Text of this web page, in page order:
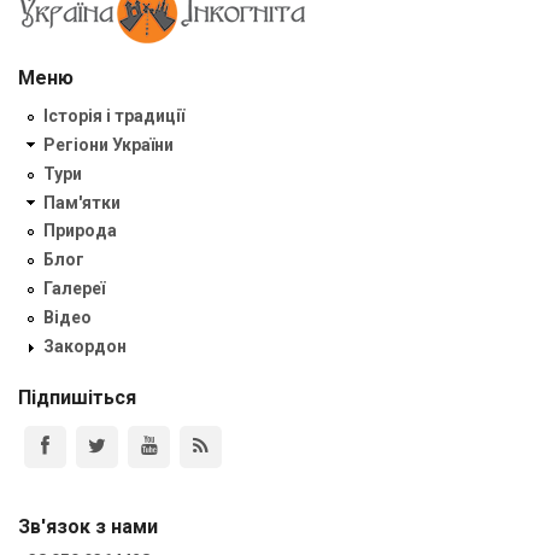
Меню
Історія і традиції
Регіони України
Тури
Пам'ятки
Природа
Блог
Галереї
Відео
Закордон
Підпишіться
Зв'язок з нами